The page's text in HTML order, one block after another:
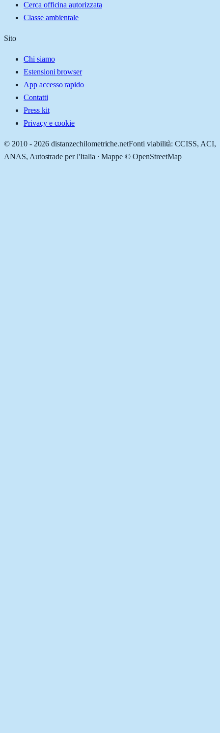
Cerca officina autorizzata
Classe ambientale
Sito
Chi siamo
Estensioni browser
App accesso rapido
Contatti
Press kit
Privacy e cookie
© 2010 - 2026 distanzechilometriche.netFonti viabilità: CCISS, ACI,
ANAS, Autostrade per l'Italia · Mappe © OpenStreetMap